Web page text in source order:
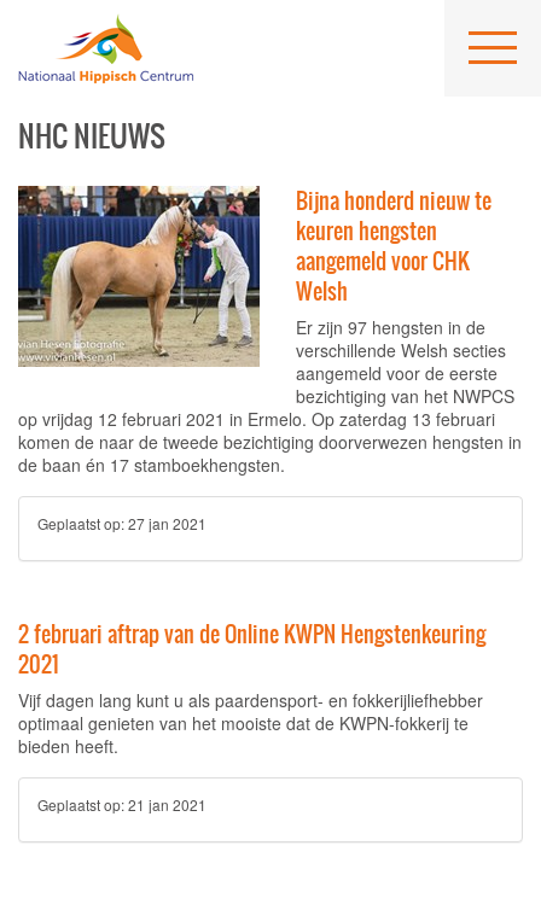
NHC NIEUWS
Bijna honderd nieuw te
keuren hengsten
aangemeld voor CHK
Welsh
Er zijn 97 hengsten in de
verschillende Welsh secties
aangemeld voor de eerste
bezichtiging van het NWPCS
op vrijdag 12 februari 2021 in Ermelo. Op zaterdag 13 februari
komen de naar de tweede bezichtiging doorverwezen hengsten in
de baan én 17 stamboekhengsten.
Geplaatst op:27 jan 2021
2 februari aftrap van de Online KWPN Hengstenkeuring
2021
Vijf dagen lang kunt u als paardensport- en fokkerijliefhebber
optimaal genieten van het mooiste dat de KWPN-fokkerij te
bieden heeft.
Geplaatst op:21 jan 2021